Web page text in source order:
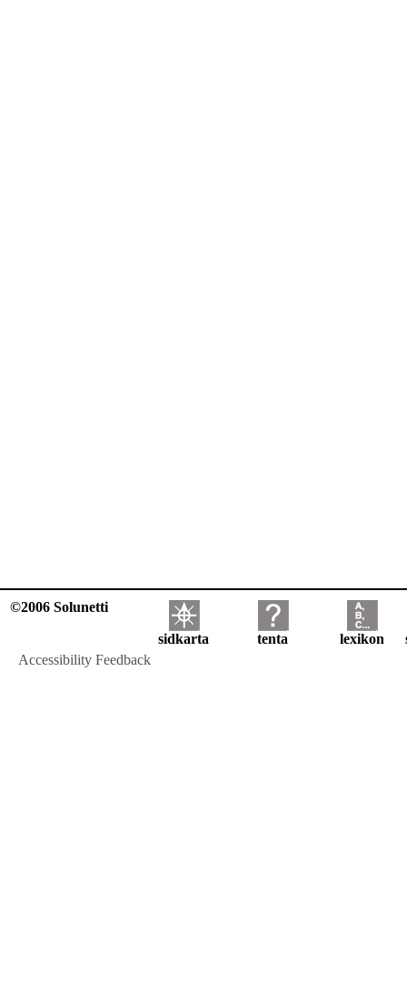
©2006 Solunetti
sidkarta tenta lexikon
Accessibility Feedback